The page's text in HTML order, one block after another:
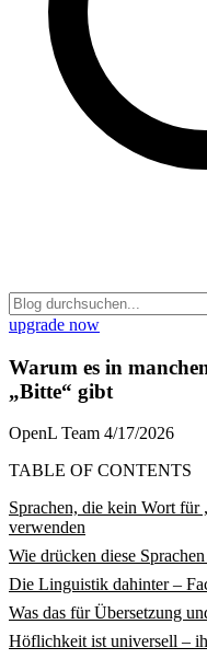
upgrade now
Warum es in
„Bitte“ gibt
OpenL Team 4/17/2026
TABLE OF CONTENTS
Sprachen, die kein Wort für
verwenden
Wie drücken diese
Die Linguistik dahinter –
Was das für Übersetzung
Höflichkeit ist universell –